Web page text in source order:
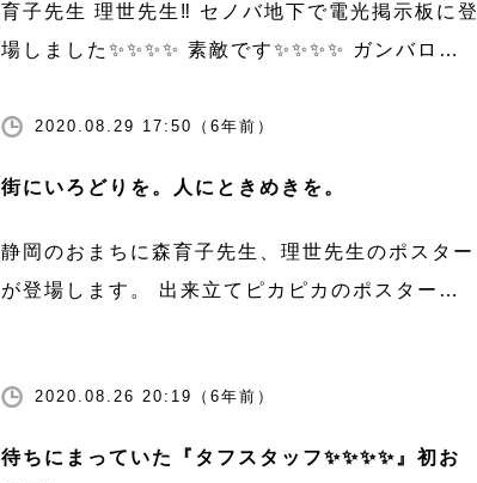
育子先生 理世先生‼️ セノバ地下で電光掲示板に登
場しました✨✨✨✨ 素敵です✨✨✨✨ ガンバロウ
2020.08.29 17:50（6年前）
街にいろどりを。人にときめきを。
静岡のおまちに森育子先生、理世先生のポスター
が登場します。 出来立てピカピカのポスターは
を。 ガンバロウ シズオ […]
2020.08.26 20:19（6年前）
待ちにまっていた『タフスタッフ✨✨✨✨』初お